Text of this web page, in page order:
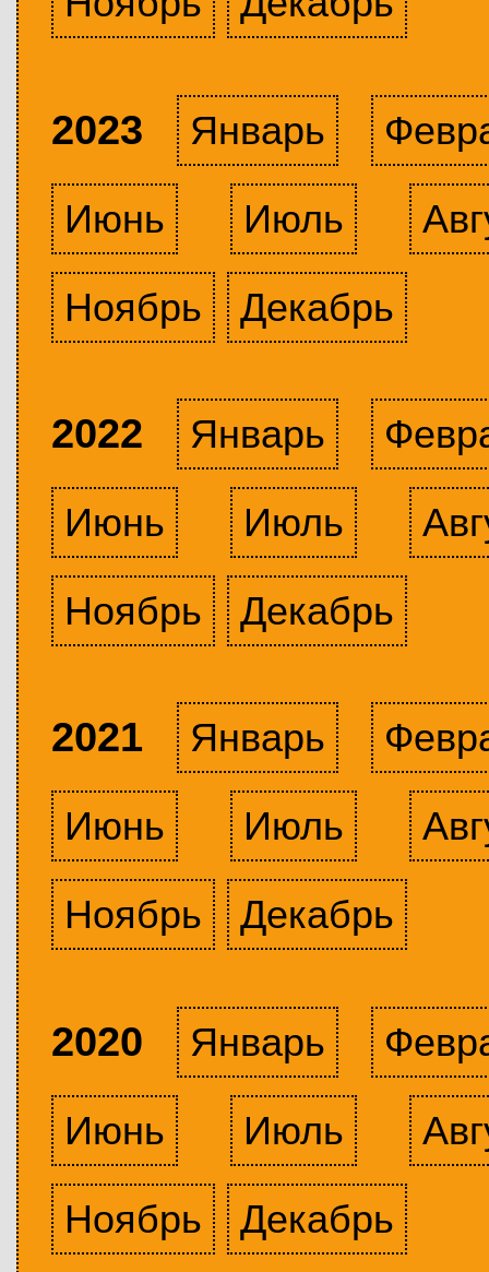
2023 Январь
Июнь
Июль
Ноябрь
Декабрь
2022 Январь
Июнь
Июль
Ноябрь
Декабрь
2021 Январь
Июнь
Июль
Ноябрь
Декабрь
2020 Январь
Июнь
Июль
Ноябрь
Декабрь